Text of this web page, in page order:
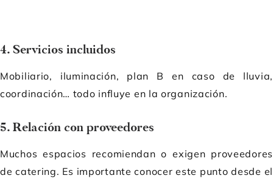
4. Servicios incluidos
Mobiliario, iluminación, plan B en caso de lluvia,
coordinación… todo influye en la organización.
5. Relación con proveedores
Muchos espacios recomiendan o exigen proveedores
de catering. Es importante conocer este punto desde el